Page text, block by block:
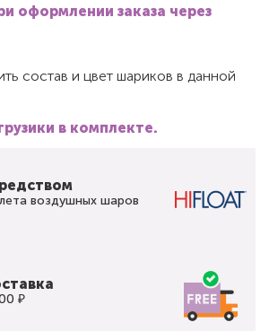
оформлении заказа через
состав и цвет шариков в данной
в комплекте.
воздушных шаров
₽